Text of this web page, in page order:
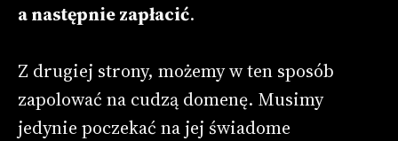
a następnie zapłacić.
Z drugiej strony, możemy w ten sposób
zapolować na cudzą domenę. Musimy
jedynie poczekać na jej świadome